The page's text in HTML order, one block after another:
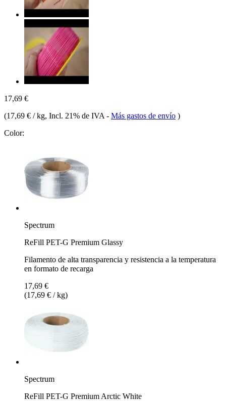
17,69 €
(17,69 € / kg, Incl. 21% de IVA - Más gastos de envío )
Color:
Spectrum
ReFill PET-G Premium Glassy
Filamento de alta transparencia y resistencia a la temperatura
en formato de recarga
17,69 €
(17,69 € / kg)
Spectrum
ReFill PET-G Premium Arctic White